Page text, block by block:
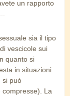
un rapporto
sia il tipo
vescicole sui
quanto si
in situazioni
si può
La